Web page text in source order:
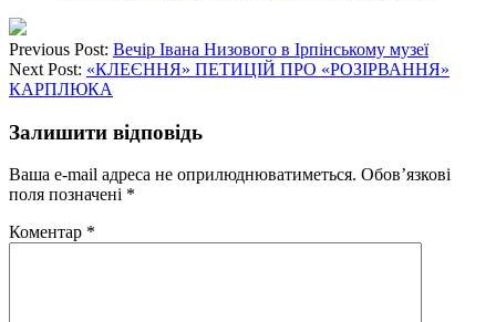
Previous Post: Вечір Івана Низового в Ірпінському музеї
Next Post: «КЛЕЄННЯ» ПЕТИЦІЙ ПРО «РОЗІРВАННЯ»
КАРПЛЮКА
Залишити відповідь
Ваша e-mail адреса не оприлюднюватиметься. Обов’язкові
поля позначені *
Коментар *